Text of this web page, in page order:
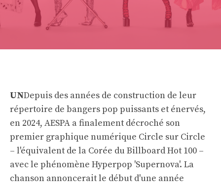
UNDepuis des années de construction de leur
répertoire de bangers pop puissants et énervés,
en 2024, AESPA a finalement décroché son
premier graphique numérique Circle sur Circle
– l'équivalent de la Corée du Billboard Hot 100 –
avec le phénomène Hyperpop 'Supernova'. La
chanson annoncerait le début d'une année